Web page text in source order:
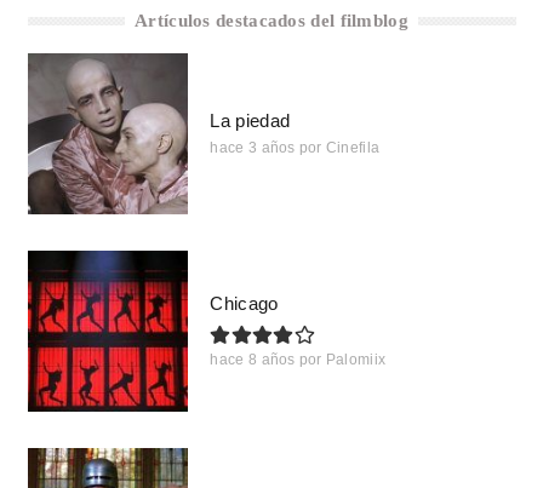
Artículos destacados del filmblog
La piedad
hace 3 años por Cinefila
Chicago
hace 8 años por Palomiix